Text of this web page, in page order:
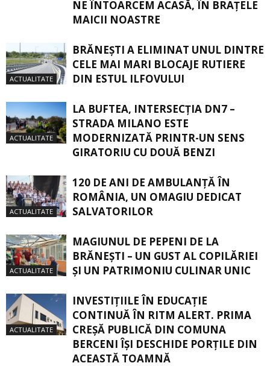
NE ÎNTOARCEM ACASĂ, ÎN BRAŢELE
MAICII NOASTRE
ACTUALITATE
BRĂNEȘTI A ELIMINAT UNUL DINTRE
CELE MAI MARI BLOCAJE RUTIERE
DIN ESTUL ILFOVULUI
ACTUALITATE
LA BUFTEA, INTERSECŢIA DN7 –
STRADA MILANO ESTE
MODERNIZATĂ PRINTR-UN SENS
GIRATORIU CU DOUĂ BENZI
ACTUALITATE
120 DE ANI DE AMBULANȚĂ ÎN
ROMÂNIA, UN OMAGIU DEDICAT
SALVATORILOR
ACTUALITATE
MAGIUNUL DE PEPENI DE LA
BRĂNEŞTI – UN GUST AL COPILĂRIEI
ŞI UN PATRIMONIU CULINAR UNIC
ACTUALITATE
INVESTIȚIILE ÎN EDUCAȚIE
CONTINUĂ ÎN RITM ALERT. PRIMA
CREŞĂ PUBLICĂ DIN COMUNA
BERCENI ÎŞI DESCHIDE PORŢILE DIN
ACEASTĂ TOAMNĂ